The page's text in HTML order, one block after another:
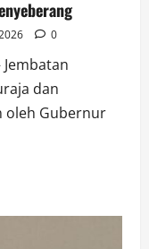
0
Jembatan
dan
oleh Gubernur